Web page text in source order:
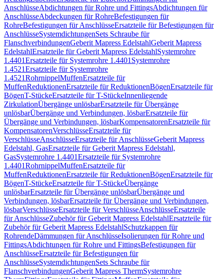
AnschlüsseAbdichtungen für Rohre und FittingsAbdichtungen für
AnschlüsseAbdeckungen für RohreBefestigungen für
RohreBefestigungen für AnschlüsseErsatzteile für Befestigungen für
AnschlüsseSystemdichtungenSets Schraube für
FlanschverbindungenGeberit Mapress EdelstahlGeberit Mapress
EdelstahlErsatzteile für Geberit Mapress EdelstahlSystemrohre
1.4401Ersatzteile für Systemrohre 1.4401 Systemrohre
1.4521Ersatzteile für Systemrohre
1.4521RohrnippelMuffenErsatzteile für
MuffenReduktionenErsatzteile für ReduktionenBögenErsatzteile für
BögenT-StückeErsatzteile für T-StückeInnenliegende
ZirkulationÜbergänge unlösbarErsatzteile für Übergänge
unlösbarÜbergänge und Verbindungen, lösbarErsatzteile für
Übergänge und Verbindungen, lösbarKompensatorenErsatzteile für
KompensatorenVerschlüsseErsatzteile für
VerschlüsseAnschlüsseErsatzteile für AnschlüsseGeberit Mapress
Edelstahl, GasErsatzteile für Geberit Mapress Edelstahl,
GasSystemrohre 1.4401Ersatzteile für Systemrohre
1.4401RohrnippelMuffenErsatzteile für
MuffenReduktionenErsatzteile für ReduktionenBögenErsatzteile für
BögenT-StückeErsatzteile für T-StückeÜbergänge
unlösbarErsatzteile für Übergänge unlösbarÜbergänge und
Verbindungen, lösbarErsatzteile für Übergänge und Verbindungen,
lösbarVerschlüsseErsatzteile für VerschlüsseAnschlüsseErsatzteile
für AnschlüsseZubehör für Geberit Mapress EdelstahlErsatzteile für
Zubehör für Geberit Mapress EdelstahlSchutzkappen für
RohrendeDämmungen für AnschlüsseIsolierungen für Rohre und
FittingsAbdichtungen für Rohre und FittingsBefestigungen für
AnschlüsseErsatzteile für Befestigungen für
AnschlüsseSystemdichtungenSets Schraube für
FlanschverbindungenGeberit Mapress ThermSystemrohre